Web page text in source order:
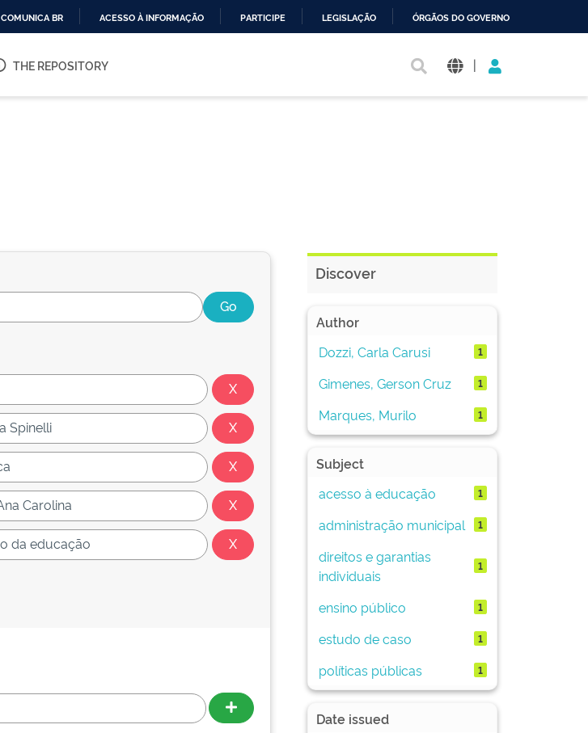
O
COMUNICA BR ACESSO À INFORMAÇÃO PARTICIPE LEGISLAÇÃO ÓRGÃOS DO GOVERNO
THE REPOSITORY |
Discover
Author
Dozzi, Carla Carusi
1
Gimenes, Gerson Cruz 1
Marques, Murilo 1
Subject
acesso à educação
1
administração municipal 1
direitos e garantias
individuais
1
ensino público 1
estudo de caso 1
políticas públicas 1
Date issued